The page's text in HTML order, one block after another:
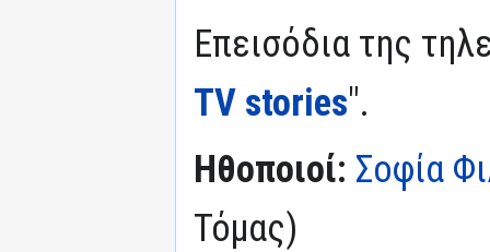
Επεισόδια της
TV stories".
Ηθοποιοί: Σοφία
Τόμας)